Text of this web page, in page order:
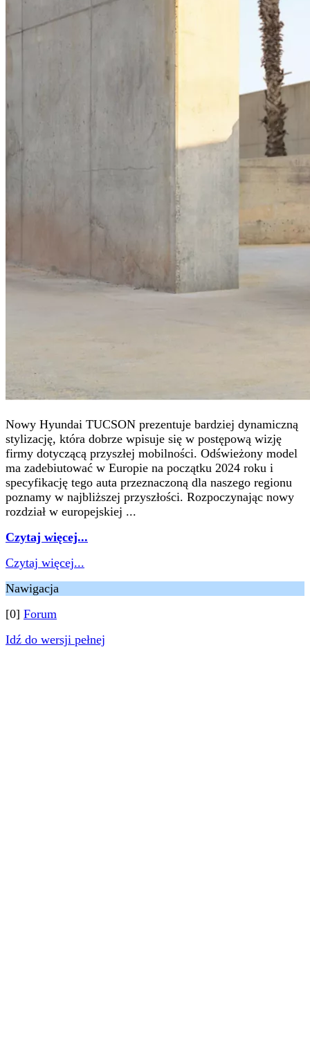
Nowy Hyundai TUCSON prezentuje bardziej dynamiczną
stylizację, która dobrze wpisuje się w postępową wizję
firmy dotyczącą przyszłej mobilności. Odświeżony model
ma zadebiutować w Europie na początku 2024 roku i
specyfikację tego auta przeznaczoną dla naszego regionu
poznamy w najbliższej przyszłości. Rozpoczynając nowy
rozdział w europejskiej ...
Czytaj więcej...
Czytaj więcej...
Nawigacja
[0] Forum
Idź do wersji pełnej